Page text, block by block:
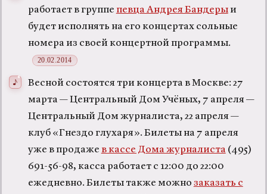
работает в группе певца Андрея Бандерыи
будет исполнять на его концертах сольные
номера из своей концертной программы.
20.02.2014
Весной состоятся три концерта в Москве: 27
марта — Центральный Дом Учёных, 7 апреля —
Центральный Дом журналиста, 22 апреля —
клуб «Гнездо глухаря». Билеты на 7 апреля
уже в продаже в кассе Дома журналиста(495)
691-56-98, касса работает с 12:00 до 22:00
ежедневно. Билеты также можно заказать с